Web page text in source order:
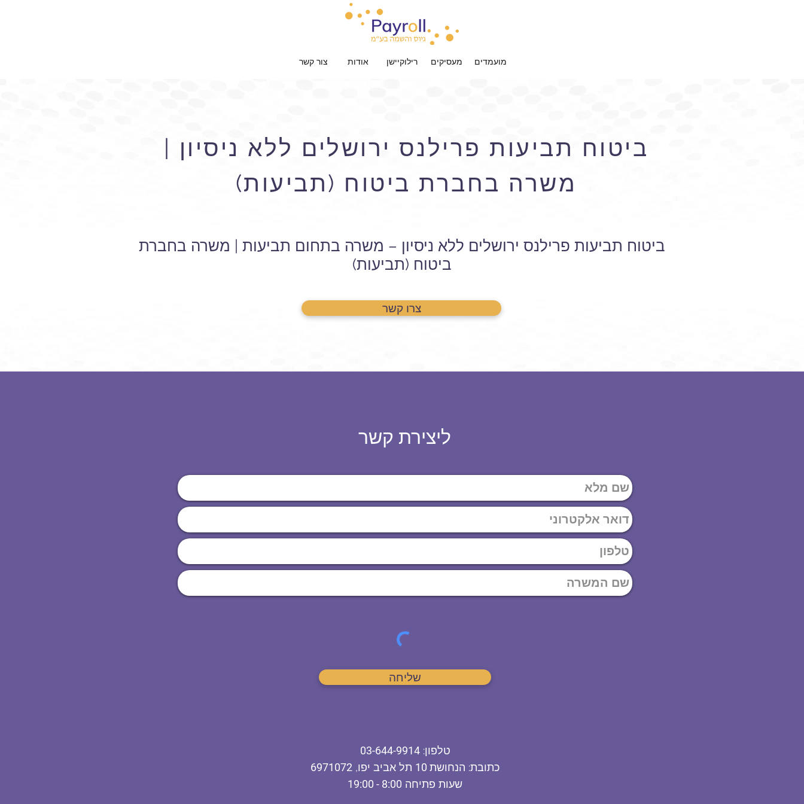
מועמדים מעסיקים רילוקיישן אודות צור קשר
ביטוח תביעות פרילנס ירושלים ללא ניסיון |
משרה בחברת ביטוח (תביעות)
ביטוח תביעות פרילנס ירושלים ללא ניסיון – משרה בתחום תביעות | משרה בחברת
ביטוח (תביעות)
צרו קשר
ליצירת קשר
טלפון:
03-644-9914
כתובת: הנחושת תל אביב יפו, 6971072
שעות פתיחה 8:00 - 19:00
שליחה